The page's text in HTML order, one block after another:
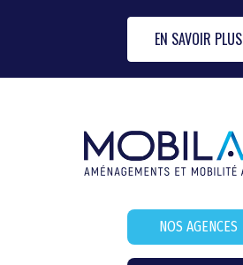
EN SAVOIR PLUS
NOS AGENCES